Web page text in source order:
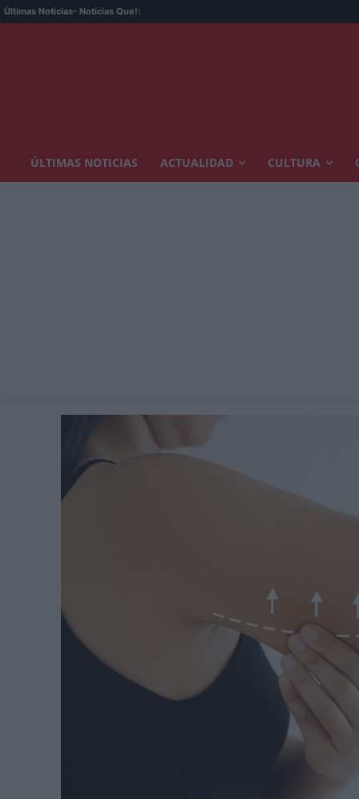
Últimas Noticias- Noticias Que!:
ÚLTIMAS NOTICIAS ACTUALIDAD CULTURA